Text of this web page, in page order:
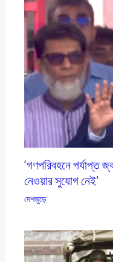
‘গণপরিবহনে পর্যাপ্ত
নেওয়ার সুযোগ নেই’
দেশজুড়ে